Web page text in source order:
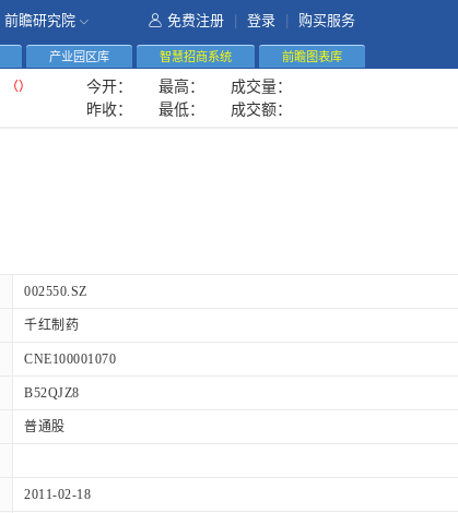
前瞻研究院 免费注册 登录 购买服务
产业园区库 智慧招商系统 前瞻图表库
（） 今开： 最高：
成交量：
昨收：
最低： 成交额：
002550.SZ
千红制药
CNE100001070
B52QJZ8
普通股
2011-02-18